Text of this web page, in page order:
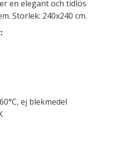
en elegant och tidlös
Storlek: 240x240 cm.
ej blekmedel